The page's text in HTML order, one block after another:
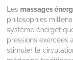
Les massages
philosophies
système
pressions exercées
stimuler la